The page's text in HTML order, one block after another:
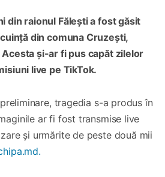
din raionul Fălești a fost găsit
din comuna Cruzești,
și-ar fi pus capăt zilelor
live pe TikTok.
tragedia s-a produs în
ar fi fost transmise live
și urmărite de peste două mii